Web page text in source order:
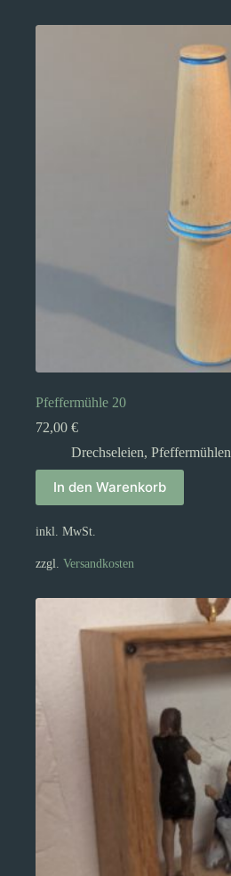
Pfeffermühle 20
72,00 €
Drechseleien, Pfeffermühlen
In den Warenkorb
inkl. MwSt.
zzgl. Versandkosten